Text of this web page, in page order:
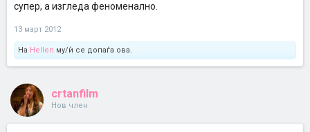
супер, а изгледа феноменално.
13 март 2012
На Hellen му/ѝ се допаѓа ова.
crtanfilm
Нов член